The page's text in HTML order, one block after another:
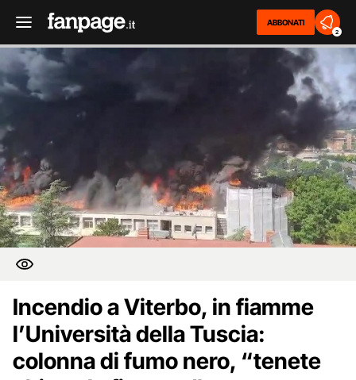
ABBONATI
2
Incendio a Viterbo, in fiamme
l’Università della Tuscia:
colonna di fumo nero, “tenete